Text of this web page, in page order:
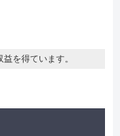
を得ています。